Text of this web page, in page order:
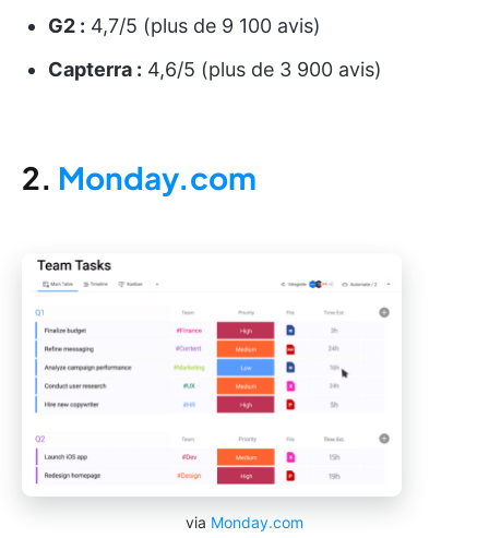
G2 : 4,7/5 (plus de 9 100 avis)
Capterra : 4,6/5 (plus de 3 900 avis)
2. Monday.com
via Monday.com